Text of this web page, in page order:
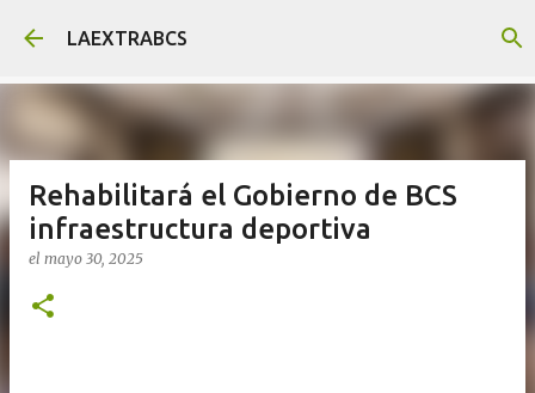
Ir al contenido principal
LAEXTRABCS
Rehabilitará el Gobierno de BCS
infraestructura deportiva
el mayo 30, 2025